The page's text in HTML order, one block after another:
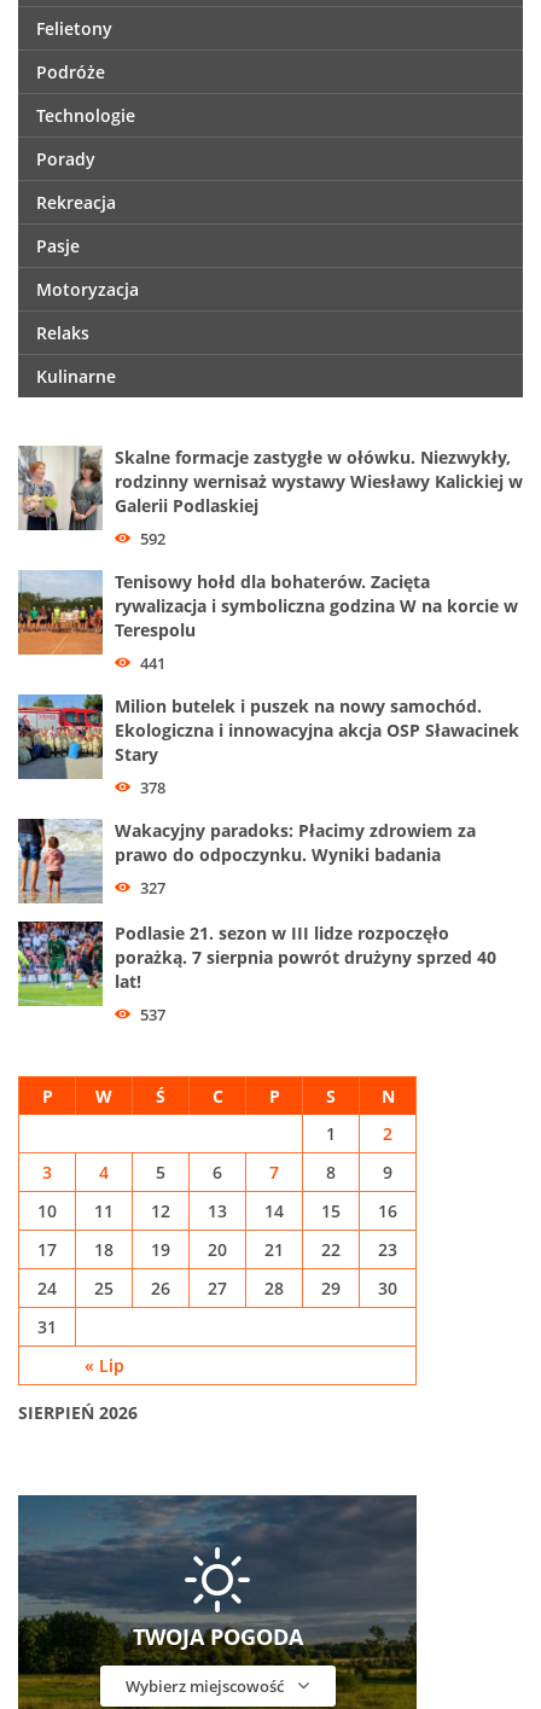
Felietony
Podróże
Technologie
Porady
Rekreacja
Pasje
Motoryzacja
Relaks
Kulinarne
Skalne formacje zastygłe w ołówku. Niezwykły,
rodzinny wernisaż wystawy Wiesławy Kalickiej w
Galerii Podlaskiej
592
Tenisowy hołd dla bohaterów. Zacięta
rywalizacja i symboliczna godzina W na korcie w
Terespolu
441
Milion butelek i puszek na nowy samochód.
Ekologiczna i innowacyjna akcja OSP Sławacinek
Stary
378
Wakacyjny paradoks: Płacimy zdrowiem za
prawo do odpoczynku. Wyniki badania
327
Podlasie 21. sezon w III lidze rozpoczęło
porażką. 7 sierpnia powrót drużyny sprzed 40
lat!
537
SIERPIEŃ 2026
P W Ś C P S N
« Lip
1
2
3
4 5 6 7 8
9
10
11 12 13 14 15
16
17
18 19 20 21 22
23
24
25 26 27 28 29
30
31
TWOJA POGODA
Wybierz miejscowość